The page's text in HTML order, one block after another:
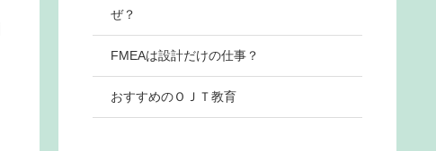
ぜ？
FMEAは設計だけの仕事？
おすすめのＯＪＴ教育